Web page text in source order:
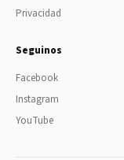
Privacidad
Seguinos
Facebook
Instagram
YouTube